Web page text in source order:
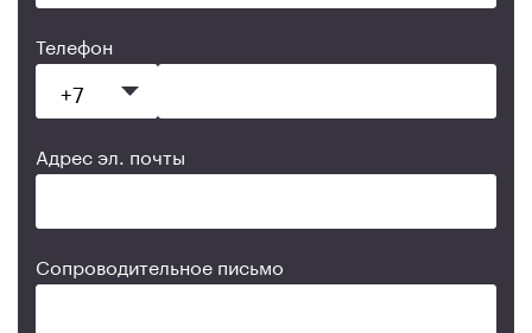
Телефон
Адрес эл. почты
Сопроводительное письмо